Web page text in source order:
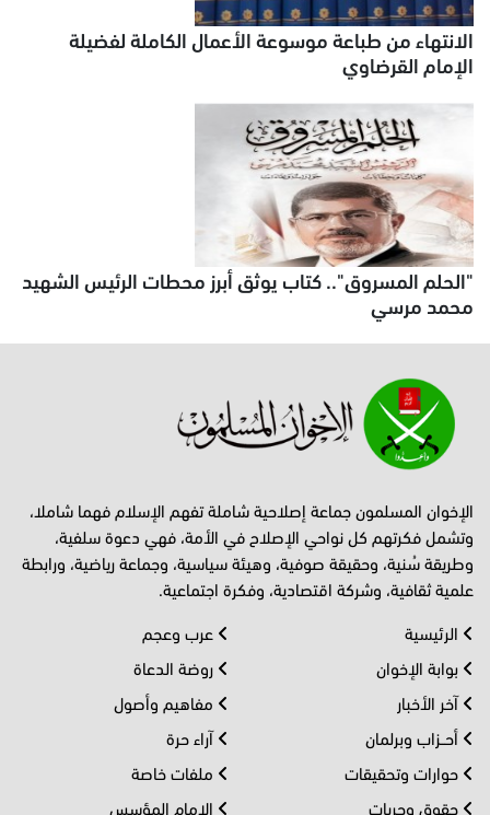
الانتهاء من طباعة موسوعة الأعمال الكاملة لفضيلة
الإمام القرضاوي
"الحلم المسروق".. كتاب يوثق أبرز محطات الرئيس الشهيد
محمد مرسي
الإخوان المسلمون جماعة إصلاحية شاملة تفهم الإسلام فهما شاملا،
وتشمل فكرتهم كل نواحي الإصلاح في الأمة، فهي دعوة سلفية،
وطريقة سُنية، وحقيقة صوفية، وهيئة سياسية، وجماعة رياضية، ورابطة
علمية ثقافية، وشركة اقتصادية، وفكرة اجتماعية.
الرئيسية
بوابة الإخوان
آخر الأخبار
أحــزاب وبرلمان
حوارات وتحقيقات
حقوق وحريات
عرب وعجم
روضة الدعاة
مفاهيم وأصول
آراء حرة
ملفات خاصة
الإمام المؤسس